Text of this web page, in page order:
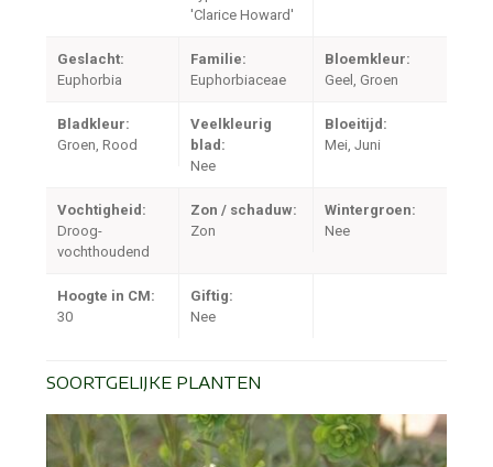
'Clarice Howard'
Geslacht:
Euphorbia
Familie:
Euphorbiaceae
Bloemkleur:
Geel, Groen
Bladkleur:
Groen, Rood
Veelkleurig
blad:
Nee
Bloeitijd:
Mei, Juni
Vochtigheid:
Droog-
vochthoudend
Zon / schaduw:
Zon
Wintergroen:
Nee
Hoogte in CM:
30
Giftig:
Nee
SOORTGELIJKE PLANTEN